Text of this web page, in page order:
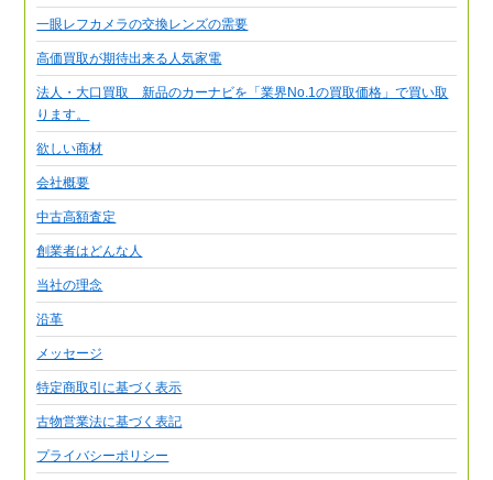
一眼レフカメラの交換レンズの需要
高価買取が期待出来る人気家電
法人・大口買取 新品のカーナビを「業界No.1の買取価格」で買い取
ります。
欲しい商材
会社概要
中古高額査定
創業者はどんな人
当社の理念
沿革
メッセージ
特定商取引に基づく表示
古物営業法に基づく表記
プライバシーポリシー